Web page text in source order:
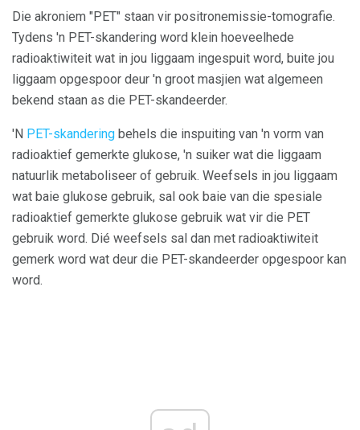
Die akroniem "PET" staan ​​vir positronemissie-tomografie.
Tydens 'n PET-skandering word klein hoeveelhede
radioaktiwiteit wat in jou liggaam ingespuit word, buite jou
liggaam opgespoor deur 'n groot masjien wat algemeen
bekend staan ​​as die PET-skandeerder.
'N PET-skandering behels die inspuiting van 'n vorm van
radioaktief gemerkte glukose, 'n suiker wat die liggaam
natuurlik metaboliseer of gebruik. Weefsels in jou liggaam
wat baie glukose gebruik, sal ook baie van die spesiale
radioaktief gemerkte glukose gebruik wat vir die PET
gebruik word. Dié weefsels sal dan met radioaktiwiteit
gemerk word wat deur die PET-skandeerder opgespoor kan
word.